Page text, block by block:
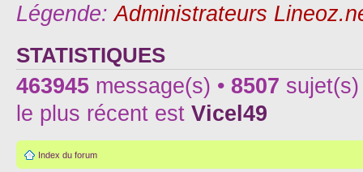
Légende:Administrateurs
STATISTIQUES
463945 message(s) • 8507
le plus récent est Vicel49
Index du forum